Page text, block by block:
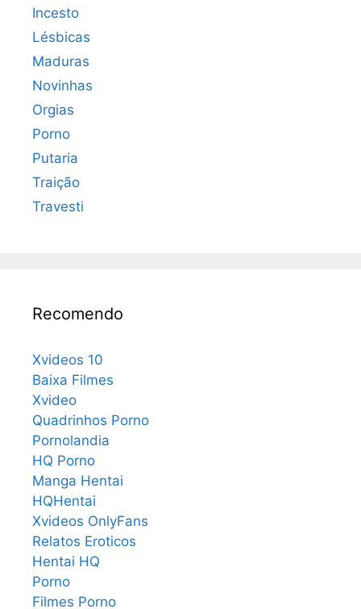
Incesto
Lésbicas
Maduras
Novinhas
Orgias
Porno
Putaria
Traição
Travesti
Recomendo
Xvideos 10
Baixa Filmes
Xvideo
Quadrinhos Porno
Pornolandia
HQ Porno
Manga Hentai
HQHentai
Xvideos OnlyFans
Relatos Eroticos
Hentai HQ
Porno
Filmes Porno